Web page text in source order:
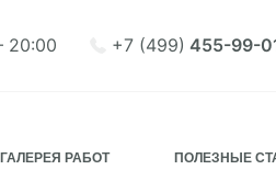
20:00 +7 (499) 455-99-
ГАЛЕРЕЯ РАБОТ ПОЛЕЗНЫЕ